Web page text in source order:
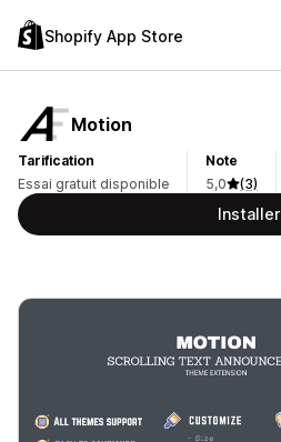
Shopify App Store
Motion
Tarification
Essai gratuit disponible
Note
5,0
(3)
Installer